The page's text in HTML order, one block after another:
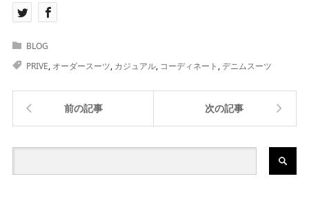
BLOG
PRIVE, オーダースーツ, カジュアル, コーディネート ,デニムスーツ
前の記事 次の記事